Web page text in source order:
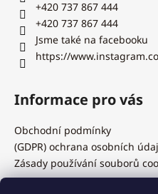
+420 737 867 444
+420 737 867 444
Jsme také na facebooku
https://
Informace pro vás
Obchodní podmínky
(GDPR) ochrana osobních
Zásady používání souborů